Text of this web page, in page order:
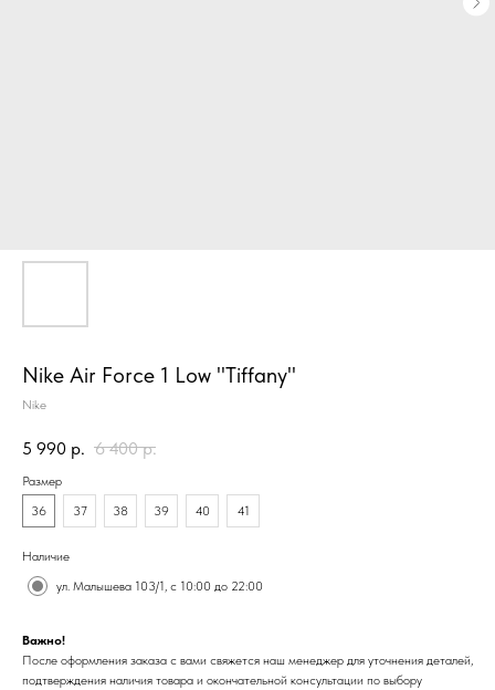
Nike Air Force 1 Low "Tiffany"
Nike
5 990 р. 6 400 р.
Размер
36
37 38 39 40 41
Наличие
ул. Малышева 103/1, с 10:00 до 22:00
Важно!
После оформления заказа с вами свяжется наш менеджер для уточнения деталей,
подтверждения наличия товара и окончательной консультации по выбору